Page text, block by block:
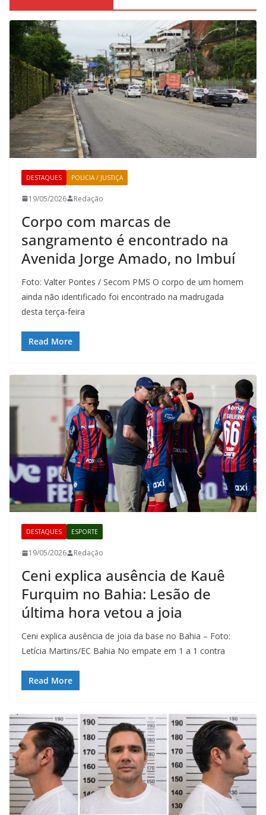
DESTAQUES POLICIA / JUSTIÇA
19/05/2026 Redação
Corpo com marcas de
sangramento é encontrado na
Avenida Jorge Amado, no Imbuí
Foto: Valter Pontes / Secom PMS O corpo de um homem
ainda não identificado foi encontrado na madrugada
desta terça-feira
Read More
DESTAQUES ESPORTE
19/05/2026 Redação
Ceni explica ausência de Kauê
Furquim no Bahia: Lesão de
última hora vetou a joia
Ceni explica ausência de joia da base no Bahia – Foto:
Letícia Martins/EC Bahia No empate em 1 a 1 contra
Read More